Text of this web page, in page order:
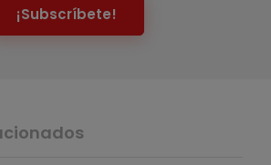
¡Subscríbete!